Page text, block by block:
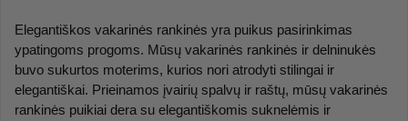
Elegantiškos vakarinės rankinės yra puikus pasirinkimas
ypatingoms progoms. Mūsų vakarinės rankinės ir delninukės
buvo sukurtos moterims, kurios nori atrodyti stilingai ir
elegantiškai. Prieinamos įvairių spalvų ir raštų, mūsų vakarinės
rankinės puikiai dera su elegantiškomis suknelėmis ir